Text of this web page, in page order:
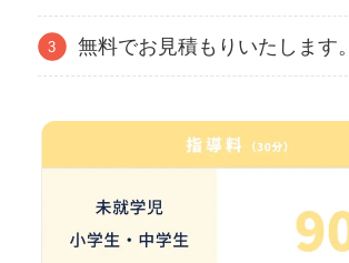
無料でお見積もりいたします。